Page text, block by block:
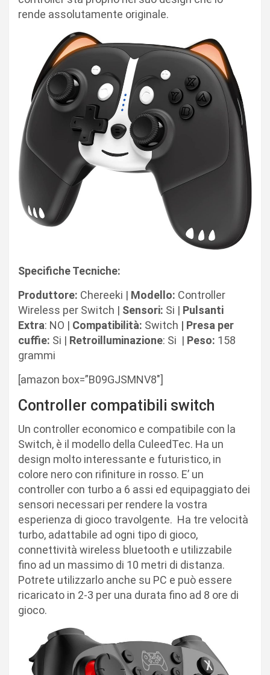
rende assolutamente originale.
Specifiche Tecniche:
Produttore: Chereeki | Modello: Controller
Wireless per Switch | Sensori: Si | Pulsanti
Extra: NO | Compatibilità: Switch | Presa per
cuffie: Si | Retroilluminazione: Si | Peso: 158
grammi
[amazon box=”B09GJSMNV8″]
Controller compatibili switch
Un controller economico e compatibile con la
Switch, è il modello della CuleedTec. Ha un
design molto interessante e futuristico, in
colore nero con rifiniture in rosso. E’ un
controller con turbo a 6 assi ed equipaggiato dei
sensori necessari per rendere la vostra
esperienza di gioco travolgente. Ha tre velocità
turbo, adattabile ad ogni tipo di gioco,
connettività wireless bluetooth e utilizzabile
fino ad un massimo di 10 metri di distanza.
Potrete utilizzarlo anche su PC e può essere
ricaricato in 2-3 per una durata fino ad 8 ore di
gioco.